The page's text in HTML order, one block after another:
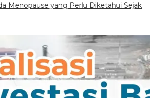
Menopause yang Perlu Diketahui Sejak